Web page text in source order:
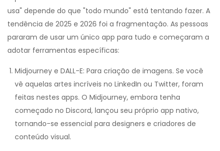
usa" depende do que "todo mundo" está tentando fazer. A
tendência de 2025 e 2026 foi a fragmentação. As pessoas
pararam de usar um único app para tudo e começaram a
adotar ferramentas específicas:
Midjourney e DALL-E: Para criação de imagens. Se você
vê aquelas artes incríveis no LinkedIn ou Twitter, foram
feitas nestes apps. O Midjourney, embora tenha
começado no Discord, lançou seu próprio app nativo,
tornando-se essencial para designers e criadores de
conteúdo visual.